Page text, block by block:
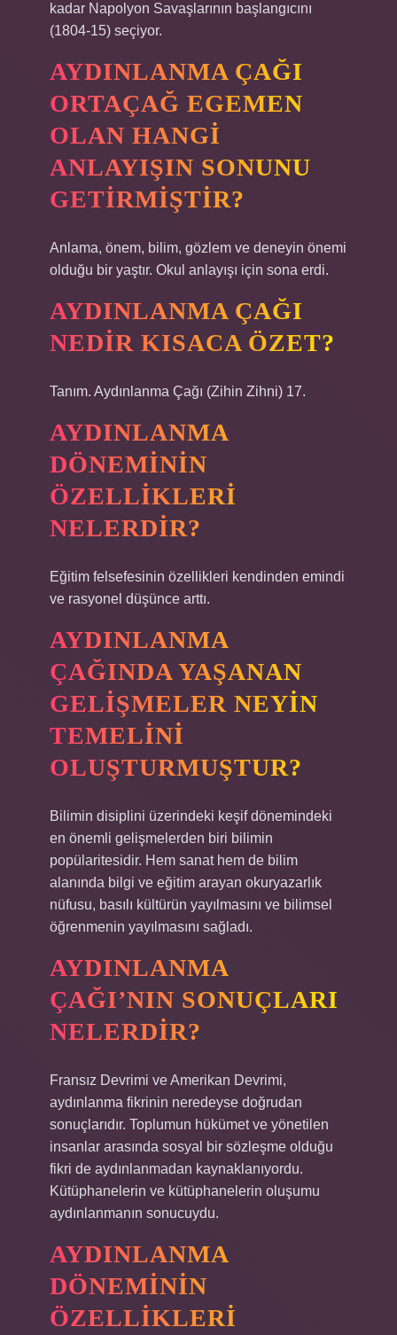
kadar Napolyon Savaşlarının başlangıcını
(1804-15) seçiyor.
AYDINLANMA ÇAĞI
ORTAÇAĞ EGEMEN
OLAN HANGI
ANLAYIŞIN SONUNU
GETIRMIŞTIR?
Anlama, önem, bilim, gözlem ve deneyin önemi
olduğu bir yaştır. Okul anlayışı için sona erdi.
AYDINLANMA ÇAĞI
NEDIR KISACA ÖZET?
Tanım. Aydınlanma Çağı (Zihin Zihni) 17.
AYDINLANMA
DÖNEMININ
ÖZELLIKLERI
NELERDIR?
Eğitim felsefesinin özellikleri kendinden emindi
ve rasyonel düşünce arttı.
AYDINLANMA
ÇAĞINDA YAŞANAN
GELIŞMELER NEYIN
TEMELINI
OLUŞTURMUŞTUR?
Bilimin disiplini üzerindeki keşif dönemindeki
en önemli gelişmelerden biri bilimin
popülaritesidir. Hem sanat hem de bilim
alanında bilgi ve eğitim arayan okuryazarlık
nüfusu, basılı kültürün yayılmasını ve bilimsel
öğrenmenin yayılmasını sağladı.
AYDINLANMA
ÇAĞI’NIN SONUÇLARI
NELERDIR?
Fransız Devrimi ve Amerikan Devrimi,
aydınlanma fikrinin neredeyse doğrudan
sonuçlarıdır. Toplumun hükümet ve yönetilen
insanlar arasında sosyal bir sözleşme olduğu
fikri de aydınlanmadan kaynaklanıyordu.
Kütüphanelerin ve kütüphanelerin oluşumu
aydınlanmanın sonucuydu.
AYDINLANMA
DÖNEMININ
ÖZELLIKLERI